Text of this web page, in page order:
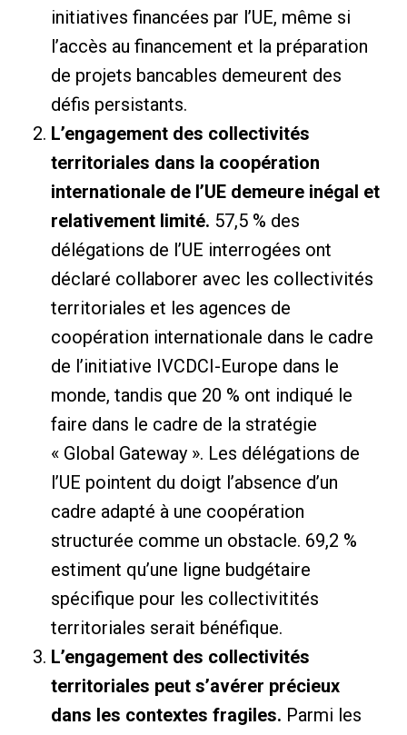
initiatives financées par l’UE, même si
l’accès au financement et la préparation
de projets bancables demeurent des
défis persistants.
L’engagement des collectivités
territoriales dans la coopération
internationale de l’UE demeure inégal et
relativement limité. 57,5 ​​% des
délégations de l’UE interrogées ont
déclaré collaborer avec les collectivités
territoriales et les agences de
coopération internationale dans le cadre
de l’initiative IVCDCI-Europe dans le
monde, tandis que 20 % ont indiqué le
faire dans le cadre de la stratégie
« Global Gateway ». Les délégations de
l’UE pointent du doigt l’absence d’un
cadre adapté à une coopération
structurée comme un obstacle. 69,2 %
estiment qu’une ligne budgétaire
spécifique pour les collectivitités
territoriales serait bénéfique.
L’engagement des collectivités
territoriales peut s’avérer précieux
dans les contextes fragiles. Parmi les